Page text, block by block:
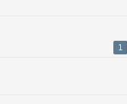
1